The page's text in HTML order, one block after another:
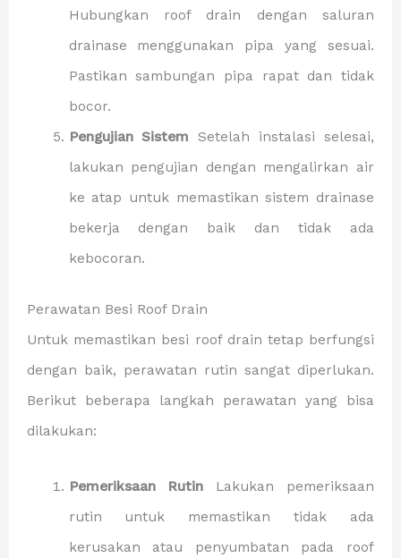
Hubungkan roof drain dengan saluran
drainase menggunakan pipa yang sesuai.
Pastikan sambungan pipa rapat dan tidak
bocor.
Pengujian Sistem Setelah instalasi selesai,
lakukan pengujian dengan mengalirkan air
ke atap untuk memastikan sistem drainase
bekerja dengan baik dan tidak ada
kebocoran.
Perawatan Besi Roof Drain
Untuk memastikan besi roof drain tetap berfungsi
dengan baik, perawatan rutin sangat diperlukan.
Berikut beberapa langkah perawatan yang bisa
dilakukan:
Pemeriksaan Rutin Lakukan pemeriksaan
rutin untuk memastikan tidak ada
kerusakan atau penyumbatan pada roof